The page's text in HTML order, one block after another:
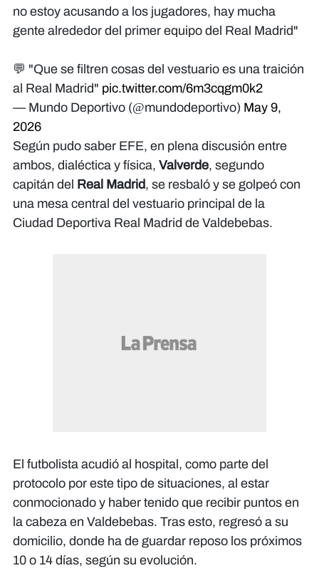
no estoy acusando a los jugadores, hay mucha
gente alrededor del primer equipo del Real Madrid"
💬 "Que se filtren cosas del vestuario es una traición
al Real Madrid" pic.twitter.com/6m3cqgm0k2
— Mundo Deportivo (@mundodeportivo) May 9,
2026
Según pudo saber EFE, en plena discusión entre
ambos, dialéctica y física, Valverde, segundo
capitán del
Real Madrid, se resbaló y se golpeó con
una mesa central del vestuario principal de la
Ciudad Deportiva Real Madrid de Valdebebas.
El futbolista acudió al hospital, como parte del
protocolo por este tipo de situaciones, al estar
conmocionado y haber tenido que recibir puntos en
la cabeza en Valdebebas. Tras esto, regresó a su
domicilio, donde ha de guardar reposo los próximos
10 o 14 días, según su evolución.